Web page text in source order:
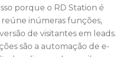
porque o RD Station é
inúmeras funções,
de visitantes em leads.
são a automação de e-